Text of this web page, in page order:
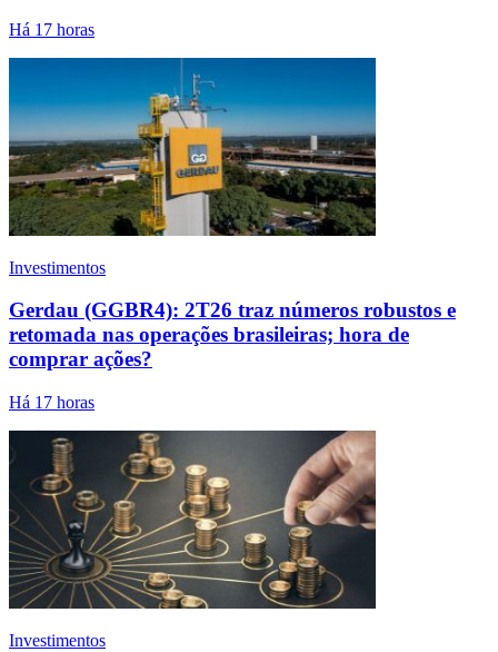
Há 17 horas
Investimentos
Gerdau (GGBR4): 2T26 traz números robustos e
retomada nas operações brasileiras; hora de
comprar ações?
Há 17 horas
Investimentos